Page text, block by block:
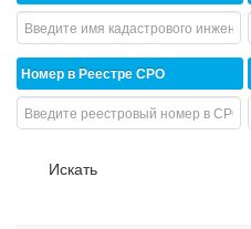
Номер в Реестре СРО